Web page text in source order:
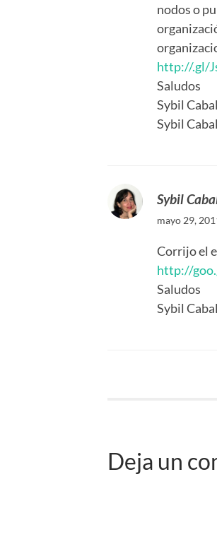
nodos o
http://.gl/
Saludos
Sybil
Sybil
Sybil
mayo 29,
Corrijo el
http://
Saludos
Sybil
Deja un